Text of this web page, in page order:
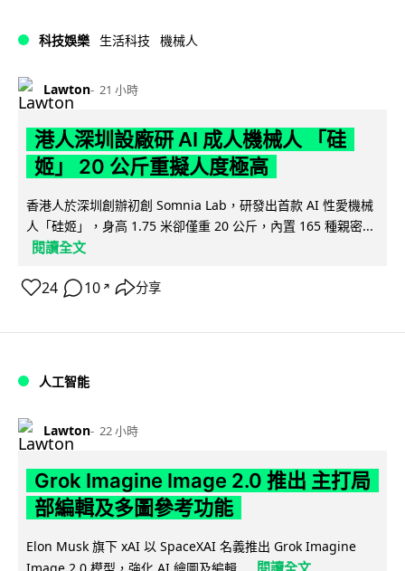
科技娛樂 生活科技 機械人
Lawton 21 小時
港人深圳設廠研 AI 成人機械人 「硅
姬」 20 公斤重擬人度極高
香港人於深圳創辦初創 Somnia Lab，研發出首款 AI 性愛機械
人「硅姬」，身高 1.75 米卻僅重 20 公斤，內置 165 種親密...
閱讀全文
24 10 ↗ 分享
人工智能
Lawton 22 小時
Grok Imagine Image 2.0 推出 主打局
部編輯及多圖參考功能
Elon Musk 旗下 xAI 以 SpaceXAI 名義推出 Grok Imagine
閱讀全文